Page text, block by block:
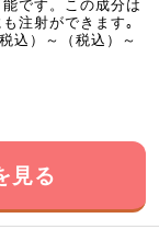
です。この成分は
注射ができます｡
込）～（税込）～
見る